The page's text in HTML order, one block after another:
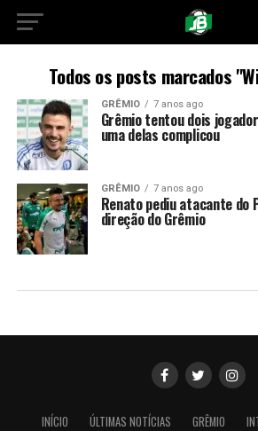
Todos os posts marcados
GRÊMIO 7 anos ago
Grêmio tentou dois
uma delas complicou
GRÊMIO 7 anos ago
Renato pediu atacante do
direção do Grêmio
INÍCIO ÚLTIMAS NOTÍCIAS GRÊMIO